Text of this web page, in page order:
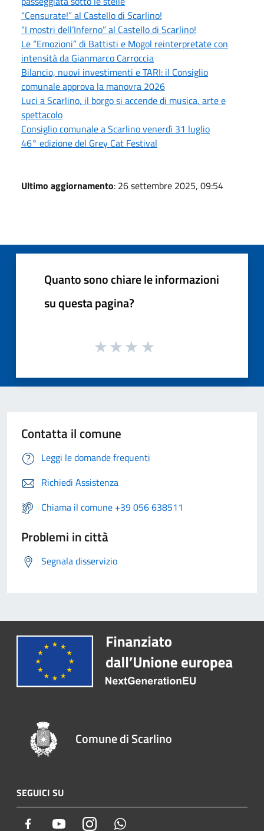
“Censurate!” al Castello di Scarlino!
“I mostri dell’Inferno” al Castello di Scarlino!
Le “Emozioni” di Battisti e Mogol reinterpretate con
intensità da Gianmarco Carroccia
Bilancio, nuovi investimenti e TARI: il Consiglio
comunale approva la manovra 2026
Luci a Scarlino, il borgo si accende di musica, arte e
spettacolo
Consiglio comunale a Scarlino venerdì 31 luglio
46° edizione del Grey Cat Festival
Ultimo aggiornamento: 26 settembre 2025, 09:54
Quanto sono chiare le informazioni
su questa pagina?
Contatta il comune
Leggi le domande frequenti
Richiedi Assistenza
Chiama il comune +39 056 638511
Problemi in città
Segnala disservizio
Comune di Scarlino
SEGUICI SU
Facebook YoutubeInstagram